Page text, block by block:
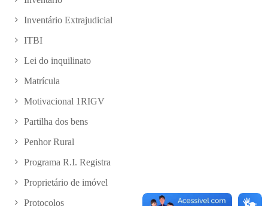
Inventário Extrajudicial
ITBI
Lei do inquilinato
Matrícula
Motivacional 1RIGV
Partilha dos bens
Penhor Rural
Programa R.I. Registra
Proprietário de imóvel
Protocolos